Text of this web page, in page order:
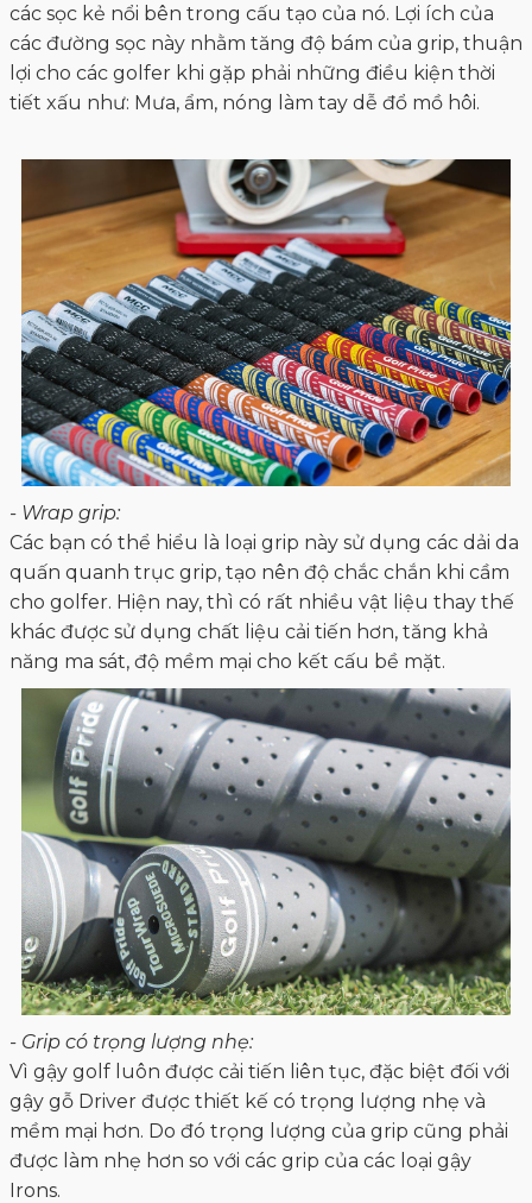
các sọc kẻ nổi bên trong cấu tạo của nó. Lợi ích của
các đường sọc này nhằm tăng độ bám của grip, thuận
lợi cho các golfer khi gặp phải những điều kiện thời
tiết xấu như: Mưa, ẩm, nóng làm tay dễ đổ mồ hôi.
- Wrap grip:
Các bạn có thể hiểu là loại grip này sử dụng các dải da
quấn quanh trục grip, tạo nên độ chắc chắn khi cầm
cho golfer. Hiện nay, thì có rất nhiều vật liệu thay thế
khác được sử dụng chất liệu cải tiến hơn, tăng khả
năng ma sát, độ mềm mại cho kết cấu bề mặt.
- Grip có trọng lượng nhẹ:
Vì gậy golf luôn được cải tiến liên tục, đặc biệt đối với
gậy gỗ Driver được thiết kế có trọng lượng nhẹ và
mềm mại hơn. Do đó trọng lượng của grip cũng phải
được làm nhẹ hơn so với các grip của các loại gậy
Irons.